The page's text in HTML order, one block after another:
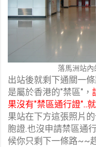
落馬洲站
出站後就剩下通關一
是屬於香港的"禁區"，
果沒有"禁區通行證"..
果站在下方這張照片
胞證.也沒申請禁區通
候你只剩下一條路~~